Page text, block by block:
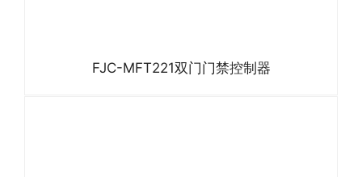
FJC-MFT221双门门禁控制器